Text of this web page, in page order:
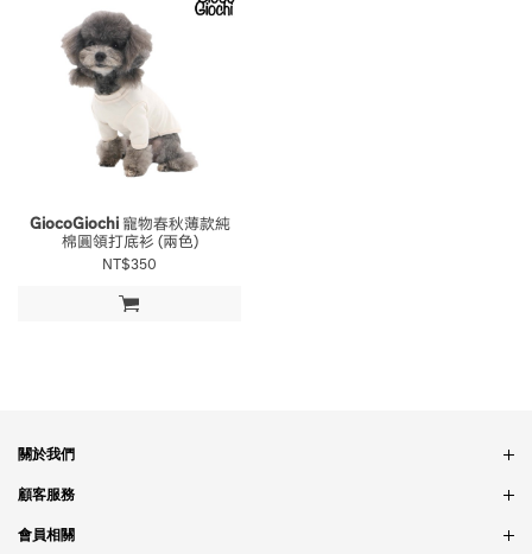
加入購物車
GiocoGiochi寵物春秋薄款純
棉圓領打底衫 (兩色)
NT$350
關於我們
品牌故事
銷售據點
顧客服務
訂單問題
會員相關